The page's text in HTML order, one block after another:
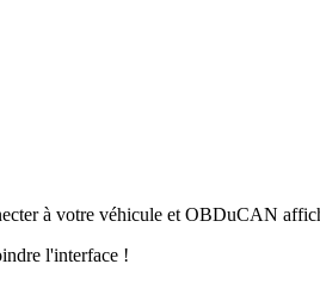
à votre véhicule et OBDuCAN